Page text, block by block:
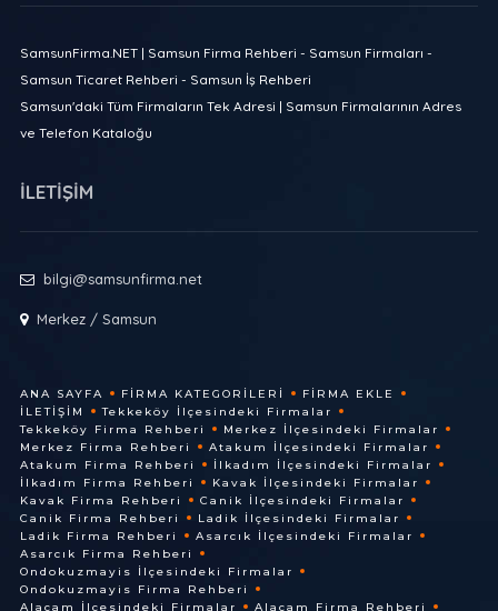
SamsunFirma.NET | Samsun Firma Rehberi - Samsun Firmaları -
Samsun Ticaret Rehberi - Samsun İş Rehberi
Samsun'daki Tüm Firmaların Tek Adresi | Samsun Firmalarının Adres
ve Telefon Kataloğu
İLETİŞİM
bilgi@samsunfirma.net
Merkez / Samsun
ANA SAYFA FIRMA KATEGORILERI
FIRMA EKLE
İLETIŞIM
Tekkeköy İlçesindeki Firmalar
Tekkeköy Firma Rehberi
Merkez İlçesindeki Firmalar
Merkez Firma Rehberi
Atakum İlçesindeki Firmalar
Atakum Firma Rehberi
İlkadım İlçesindeki Firmalar
İlkadım Firma Rehberi
Kavak İlçesindeki Firmalar
Kavak Firma Rehberi
Canik İlçesindeki Firmalar
Canik Firma Rehberi
Ladik İlçesindeki Firmalar
Ladik Firma Rehberi
Asarcık İlçesindeki Firmalar
Asarcık Firma Rehberi
Ondokuzmayis İlçesindeki Firmalar
Ondokuzmayis Firma Rehberi
Alaçam İlçesindeki Firmalar
Alaçam Firma Rehberi